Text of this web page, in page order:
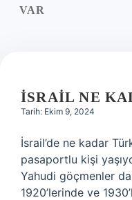
VAR
İSRAIL NE
Tarih: Ekim 9, 2024
İsrail’de ne kadar
pasaportlu kişi
Yahudi göçmenler
1920’lerinde ve